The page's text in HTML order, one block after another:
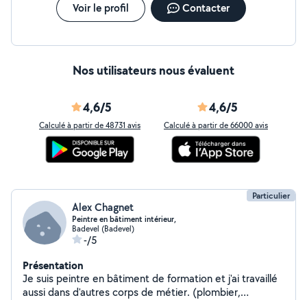
Voir le profil Contacter
Nos utilisateurs nous évaluent
4,6/5
Calculé à partir de 48731 avis
4,6/5
Calculé à partir de 66000 avis
Particulier
Alex Chagnet
Peintre en bâtiment intérieur,
Badevel (Badevel)
-/5
Présentation
Je suis peintre en bâtiment de formation et j'ai travaillé
aussi dans d'autres corps de métier. (plombier,